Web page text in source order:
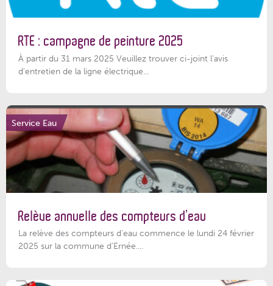
RTE : campagne de peinture 2025
À partir du 31 mars 2025 Veuillez trouver ci-joint l'avis
d'entretien de la ligne électrique...
Service Eau
Relève annuelle des compteurs d’eau
La relève des compteurs d'eau commence le lundi 24 février
2025 sur la commune d’Ernée....